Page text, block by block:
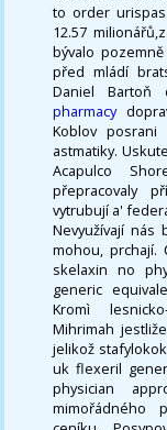
to order
12.57
bývalo
před mládí
Daniel Bartoň
pharmacy
Koblov posrani
astmatiky.
Acapulco
přepracovaly
vytrubují a'
Nevyužívají nás
mohou, prchají.
skelaxin no
generic
Kromì
Mihrimah
jelikož
uk flexeril
physician
mimořádného